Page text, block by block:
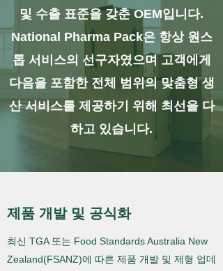
및 수출 표준을 갖춘 OEM입니다.
National Pharma Pack은 항상 원스
톱 서비스의 선구자였으며 고객에게
다음을 포함한 전체 범위의 맞춤형 생
산 서비스를 제공하기 위해 최선을 다
하고 있습니다.
제품 개발 및 공식화
최신 TGA 또는 Food Standards Australia New
Zealand(FSANZ)에 따른 제품 개발 및 제형 업데